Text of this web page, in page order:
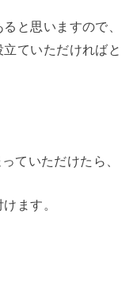
と思いますので、
ていただければと
ていただけたら、
ます。